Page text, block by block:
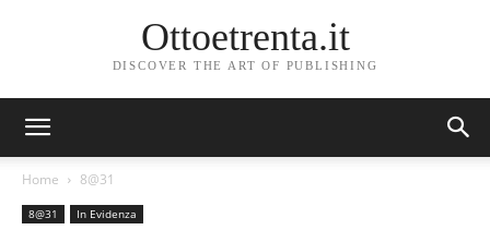
Ottoetrenta.it
DISCOVER THE ART OF PUBLISHING
Home 8@31
8@31 In Evidenza